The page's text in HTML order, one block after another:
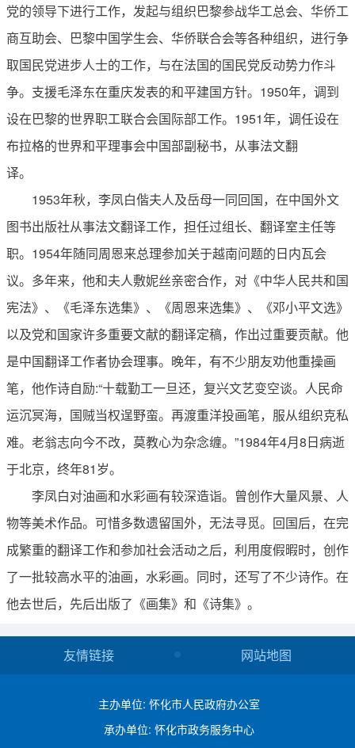
党的领导下进行工作，发起与组织巴黎参战华工总会、华侨工
商互助会、巴黎中国学生会、华侨联合会等各种组织，进行争
取国民党进步人士的工作，与在法国的国民党反动势力作斗
争。支援毛泽东在重庆发表的和平建国方针。1950年，调到
设在巴黎的世界职工联合会国际部工作。1951年，调任设在
布拉格的世界和平理事会中国部副秘书，从事法文翻
译。
1953年秋，李凤白偕夫人及岳母一同回国，在中国外文
图书出版社从事法文翻译工作，担任过组长、翻译室主任等
职。1954年随同周恩来总理参加关于越南问题的日内瓦会
议。多年来，他和夫人敷妮丝亲密合作，对《中华人民共和国
宪法》、《毛泽东选集》、《周恩来选集》、《邓小平文选》
以及党和国家许多重要文献的翻译定稿，作出过重要贡献。他
是中国翻译工作者协会理事。晚年，有不少朋友劝他重操画
笔，他作诗自励:“十载勤工一旦还，复兴文艺变空谈。人民命
运沉冥海，国贼当权逞野蛮。再渡重洋投画笔，服从组织克私
难。老翁志向今不改，莫教心为杂念缠。”1984年4月8日病逝
于北京，终年81岁。
李凤白对油画和水彩画有较深造诣。曾创作大量风景、人
物等美术作品。可惜多数遗留国外，无法寻觅。回国后，在完
成繁重的翻译工作和参加社会活动之后，利用度假暇时，创作
了一批较高水平的油画，水彩画。同时，还写了不少诗作。在
他去世后，先后出版了《画集》和《诗集》。
友情链接 网站地图
主办单位: 怀化市人民政府办公室
承办单位: 怀化市政务服务中心